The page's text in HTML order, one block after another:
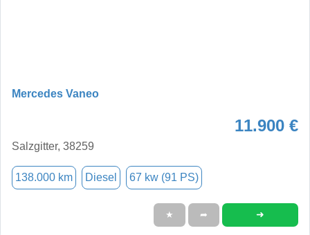
Mercedes Vaneo
11.900 €
Salzgitter, 38259
138.000 km Diesel 67 kw (91 PS)
★ ➦ ➜